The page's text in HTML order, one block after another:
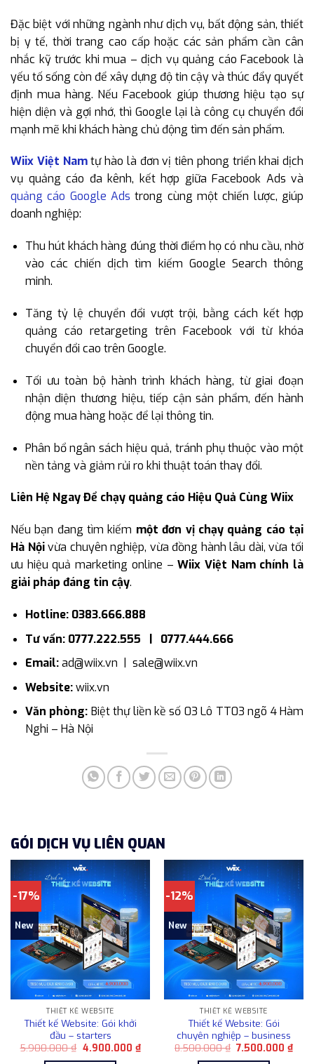
Đặc biệt với những ngành như dịch vụ, bất động sản, thiết
bị y tế, thời trang cao cấp hoặc các sản phẩm cần cân
nhắc kỹ trước khi mua – dịch vụ quảng cáo Facebook là
yếu tố sống còn để xây dựng độ tin cậy và thúc đẩy quyết
định mua hàng. Nếu Facebook giúp thương hiệu tạo sự
hiện diện và gợi nhớ, thì Google lại là công cụ chuyển đổi
mạnh mẽ khi khách hàng chủ động tìm đến sản phẩm.
Wiix Việt Namtự hào là đơn vị tiên phong triển khai dịch
vụ quảng cáo đa kênh, kết hợp giữa Facebook Ads và
quảng cáo Google Ads trong cùng một chiến lược, giúp
doanh nghiệp:
Thu hút khách hàng đúng thời điểm họ có nhu cầu, nhờ
vào các chiến dịch tìm kiếm Google Search thông
minh.
Tăng tỷ lệ chuyển đổi vượt trội, bằng cách kết hợp
quảng cáo retargeting trên Facebook với từ khóa
chuyển đổi cao trên Google.
Tối ưu toàn bộ hành trình khách hàng, từ giai đoạn
nhận diện thương hiệu, tiếp cận sản phẩm, đến hành
động mua hàng hoặc để lại thông tin.
Phân bổ ngân sách hiệu quả, tránh phụ thuộc vào một
nền tảng và giảm rủi ro khi thuật toán thay đổi.
Liên Hệ Ngay Để chạy quảng cáo Hiệu Quả Cùng Wiix
Nếu bạn đang tìm kiếm một đơn vị chạy quảng cáo tại
Hà Nộivừa chuyên nghiệp, vừa đồng hành lâu dài, vừa tối
ưu hiệu quả marketing online –Wiix Việt Nam chính là
giải pháp đáng tin cậy.
Hotline: 0383.666.888
Tư vấn: 0777.222.555 | 0777.444.666
Email:ad@wiix.vn | sale@wiix.vn
Website:wiix.vn
Văn phòng: Biệt thự liền kề số 03 Lô TT03 ngõ 4 Hàm
Nghi – Hà Nội
GÓI DỊCH VỤ LIÊN QUAN
-17%
New
THIẾT KẾ WEBSITE
Thiết kế Website: Gói khởi
đầu – starters
5.900.000₫ Giá
4.900.000 ₫Giá
hiện
-12%
New
THIẾT KẾ WEBSITE
Thiết kế Website: Gói
chuyên nghiệp – business
8.500.000₫ Giá
7.500.000₫Giá
hiện